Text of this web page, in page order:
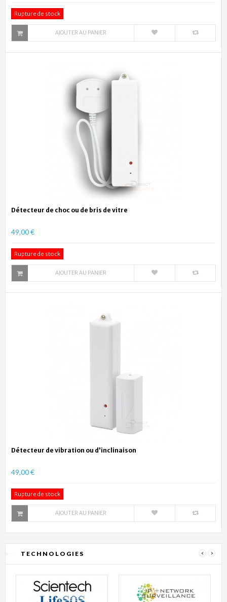
Rupture de stock
AJOUTER AU PANIER
Détecteur de choc ou de bris de vitre
49,00 €
Rupture de stock
AJOUTER AU PANIER
Détecteur de vibration ou d'inclinaison
49,00 €
Rupture de stock
AJOUTER AU PANIER
TECHNOLOGIES ‹ ›